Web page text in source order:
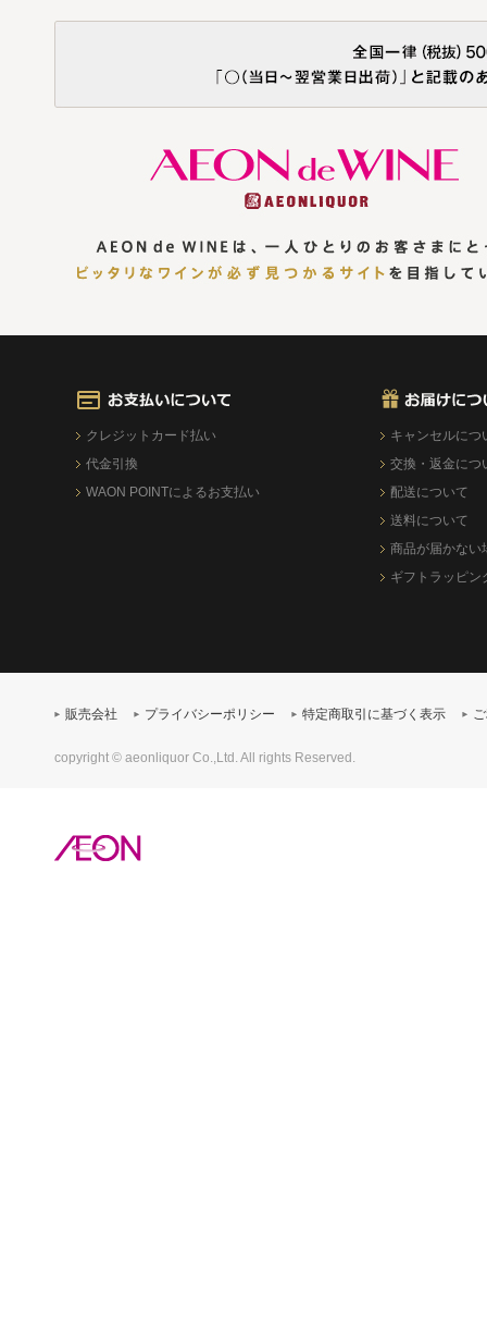
クレジットカード払い
代金引換
WAON POINTによるお支払い
キャンセルにつ
交換・返金につ
配送について
送料について
商品が届かない
ギフトラッピン
販売会社 プライバシーポリシー 特定商取引に基づく表示
copyright © aeonliquor Co.,Ltd. All rights Reserved.